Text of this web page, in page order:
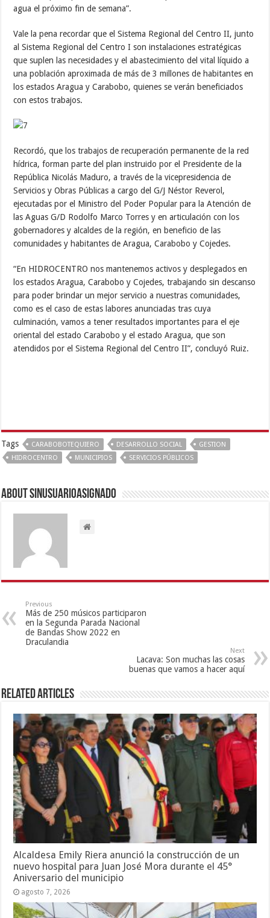
agua el próximo fin de semana”.
Vale la pena recordar que el Sistema Regional del Centro II, junto
al Sistema Regional del Centro I son instalaciones estratégicas
que suplen las necesidades y el abastecimiento del vital líquido a
una población aproximada de más de 3 millones de habitantes en
los estados Aragua y Carabobo, quienes se verán beneficiados
con estos trabajos.
Recordó, que los trabajos de recuperación permanente de la red
hídrica, forman parte del plan instruido por el Presidente de la
República Nicolás Maduro, a través de la vicepresidencia de
Servicios y Obras Públicas a cargo del G/J Néstor Reverol,
ejecutadas por el Ministro del Poder Popular para la Atención de
las Aguas G/D Rodolfo Marco Torres y en articulación con los
gobernadores y alcaldes de la región, en beneficio de las
comunidades y habitantes de Aragua, Carabobo y Cojedes.
“En HIDROCENTRO nos mantenemos activos y desplegados en
los estados Aragua, Carabobo y Cojedes, trabajando sin descanso
para poder brindar un mejor servicio a nuestras comunidades,
como es el caso de estas labores anunciadas tras cuya
culminación, vamos a tener resultados importantes para el eje
oriental del estado Carabobo y el estado Aragua, que son
atendidos por el Sistema Regional del Centro II”, concluyó Ruiz.
Tags CARABOBOTEQUIERO DESARROLLO SOCIAL
GESTION
HIDROCENTRO
MUNICIPIOS SERVICIOS PÚBLICOS
About sinusuarioasignado
Previous
Más de 250 músicos participaron
en la Segunda Parada Nacional
de Bandas Show 2022 en
Draculandia
Next
Lacava: Son muchas las cosas
buenas que vamos a hacer aquí
Related Articles
Alcaldesa Emily Riera anunció la construcción de un
nuevo hospital para Juan José Mora durante el 45°
Aniversario del municipio
agosto 7, 2026